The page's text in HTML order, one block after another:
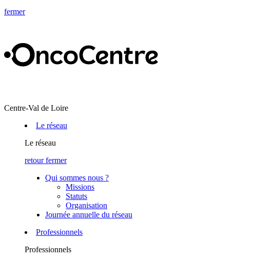
fermer
Centre-Val de Loire
Le réseau
Le réseau
retour fermer
Qui sommes nous ?
Missions
Statuts
Organisation
Journée annuelle du réseau
Professionnels
Professionnels